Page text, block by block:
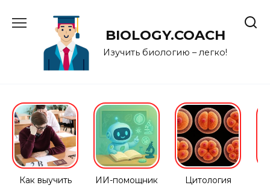
содержанию
BIOLOGY.COACH
Изучить биологию – легко!
Как выучить ИИ-помощник Цитология